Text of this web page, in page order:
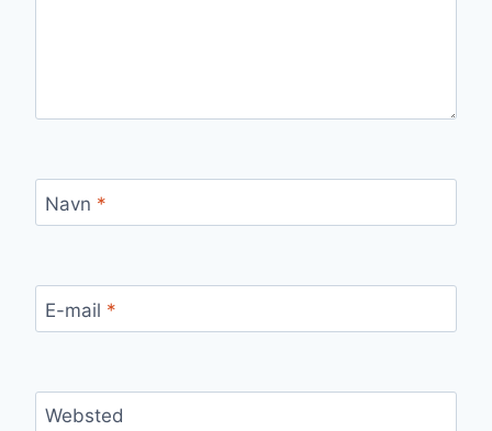
Navn *
E-mail *
Websted